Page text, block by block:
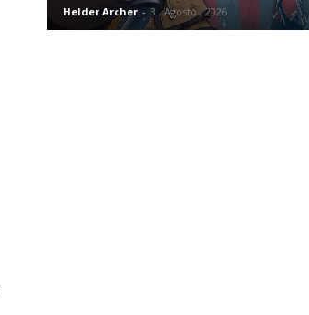
Helder Archer - 3 , Agosto , 2026